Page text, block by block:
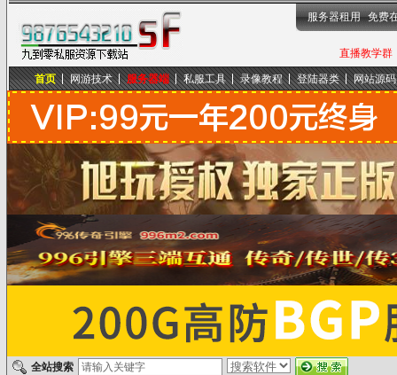
九到零私服资源下载站
直播教学群
服务器租用 免费
首页 网游技术 服务器端 私服工具 录像教程 登陆器类 网站源码
全站搜索